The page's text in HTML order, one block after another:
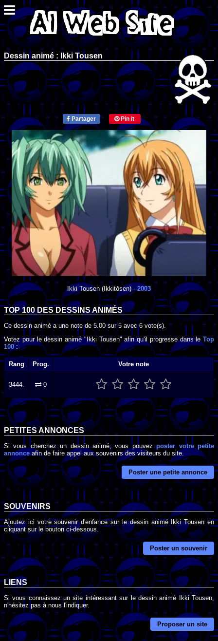
Dessin animé : Ikki Tousen
Partager Pin it
Ikki Tousen (Ikkitōsen) - 2003
TOP 100 DES DESSINS ANIMÉS
Ce dessin animé a une note de 5.00sur5 avec6 vote(s).
Votez pour le dessin animé "Ikki Tousen" afin qu'il progresse dans le Top
100 :
Rang Prog. Votre note
3444. 0
PETITES ANNONCES
Si vous cherchez un dessin animé, vous pouvezposter votre petite
annonce afin de faire appel aux souvenirs des visiteurs du site.
Poster une petite annonce
SOUVENIRS
Ajoutez ici votre souvenir d'enfance sur le dessin animé Ikki Tousen en
cliquant sur le bouton ci-dessous.
Poster un souvenir
LIENS
Si vous connaissez un site intéressant sur le dessin animé Ikki Tousen,
n'hésitez pas à nous l'indiquer.
Proposer un site